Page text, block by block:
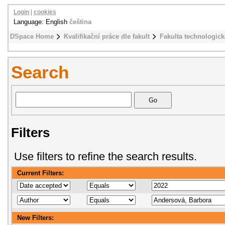
DSpace Home Kvalifikační práce dle fakult Fakulta
Login cookies
Language: English čeština
Search
Filters
Use filters to refine the search results.
Current Filters:
New Filters: